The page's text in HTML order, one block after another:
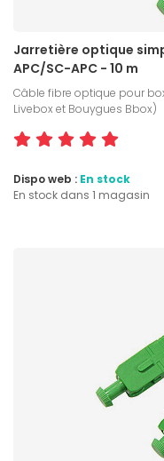
Jarretière optique
APC/SC-APC - 10 m
Câble fibre optique pour
Livebox et Bouygues Bbox)
Dispo web : En stock
En stock dans 1 magasin